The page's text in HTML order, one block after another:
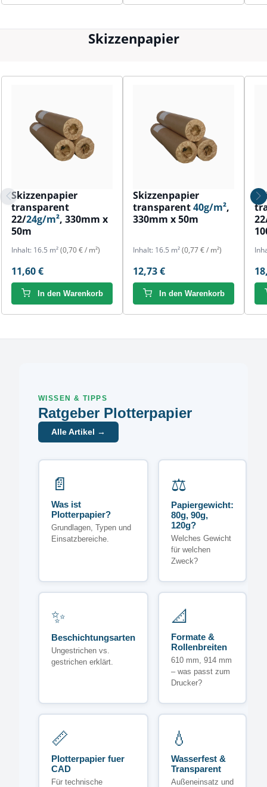
Skizzenpapier
Skizzenpapier
transparent
22/24g/m², 330mm x
50m
Inhalt: 16.5 m²(0,70 € / m²)
11,60 €
In den Warenkorb
Skizzenpapier
transparent40g/m²,
330mm x 50m
Inhalt: 16.5 m²(0,77 € / m²)
12,73 €
In den Warenkorb
WISSEN & TIPPS
Ratgeber Plotterpapier
Alle Artikel →
📄
Was ist
Plotterpapier?
Grundlagen, Typen und
Einsatzbereiche.
⚖️
Papiergewicht:
80g, 90g,
120g?
Welches Gewicht
für welchen
Zweck?
✨
Beschichtungsarten
Ungestrichen vs.
gestrichen erklärt.
📐
Formate &
Rollenbreiten
610 mm, 914 mm
– was passt zum
Drucker?
📏
Plotterpapier fuer
CAD
Für technische
💧
Wasserfest &
Transparent
Außeneinsatz und